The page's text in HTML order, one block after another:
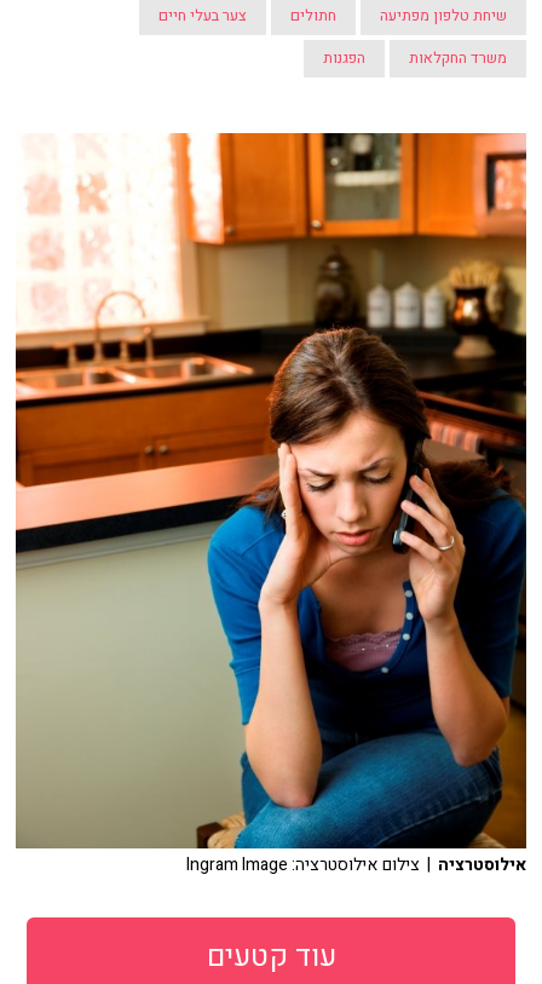
שיחת טלפון מפתיעה חתולים
צער בעלי חיים
משרד החקלאות
הפגנות
אילוסטרציה | צילום אילוסטרציה: Ingram Image
עוד קטעים